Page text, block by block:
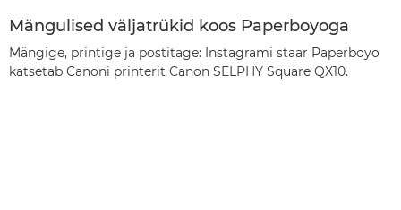
Mängulised väljatrükid koos Paperboyoga
Mängige, printige ja postitage: Instagrami staar Paperboyo
katsetab Canoni printerit Canon SELPHY Square QX10.